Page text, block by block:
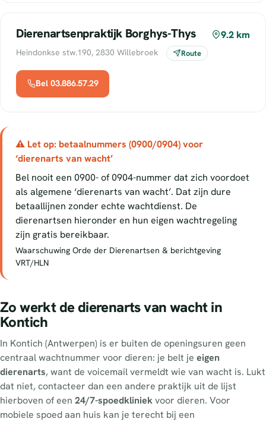
Dierenartsenpraktijk Borghys-Thys 9.2 km
Heindonkse stw.190, 2830 Willebroek Route
Bel 03.886.57.29
⚠ Let op: betaalnummers (0900/0904) voor
‘dierenarts van wacht’
Bel nooit een 0900- of 0904-nummer dat zich voordoet
als algemene ‘dierenarts van wacht’. Dat zijn dure
betaallijnen zonder echte wachtdienst. De
dierenartsen hieronder en hun eigen wachtregeling
zijn gratis bereikbaar.
Waarschuwing Orde der Dierenartsen & berichtgeving
VRT/HLN
Zo werkt de dierenarts van wacht in
Kontich
In Kontich (Antwerpen) is er buiten de openingsuren geen
centraal wachtnummer voor dieren: je belt je eigen
dierenarts, want de voicemail vermeldt wie van wacht is. Lukt
dat niet, contacteer dan een andere praktijk uit de lijst
hierboven of een 24/7-spoedkliniekvoor dieren. Voor
mobiele spoed aan huis kan je terecht bij een